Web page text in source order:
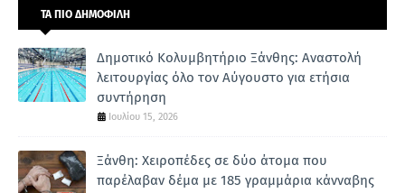
ΤΑ ΠΙΟ ΔΗΜΟΦΙΛΗ
Δημοτικό Κολυμβητήριο Ξάνθης: Αναστολή
λειτουργίας όλο τον Αύγουστο για ετήσια
συντήρηση
Ιουλίου 15, 2026
Ξάνθη: Χειροπέδες σε δύο άτομα που
παρέλαβαν δέμα με 185 γραμμάρια κάνναβης